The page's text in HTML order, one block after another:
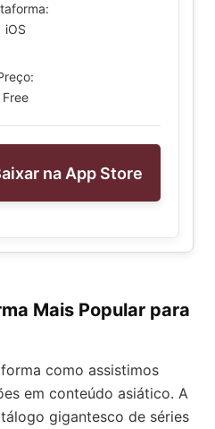
iOS
Free
na App Store
Mais Popular para
como assistimos
em conteúdo asiático. A
gigantesco de séries